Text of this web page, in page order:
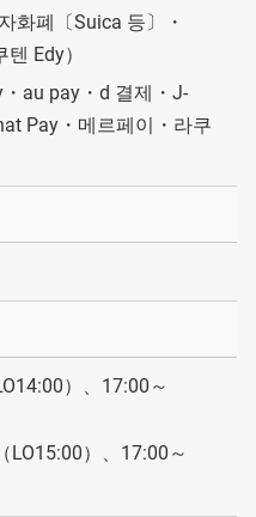
화폐〔Suica 등〕・
Edy）
au pay・d 결제・J-
Pay・메르페이・라쿠
）、17:00～
LO15:00）、17:00～